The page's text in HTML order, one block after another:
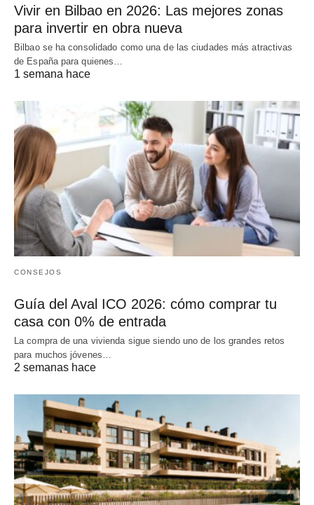
Vivir en Bilbao en 2026: Las mejores zonas
para invertir en obra nueva
Bilbao se ha consolidado como una de las ciudades más atractivas
de España para quienes…
1 semana hace
CONSEJOS
Guía del Aval ICO 2026: cómo comprar tu
casa con 0% de entrada
La compra de una vivienda sigue siendo uno de los grandes retos
para muchos jóvenes…
2 semanas hace